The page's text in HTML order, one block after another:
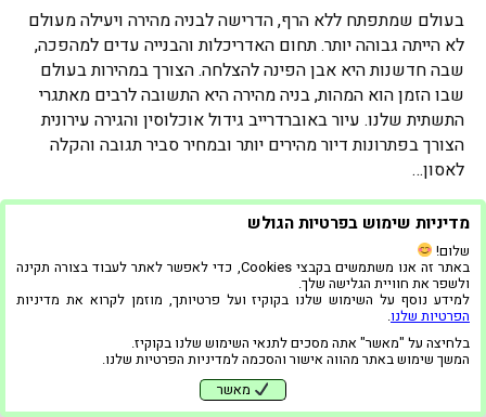
בעולם שמתפתח ללא הרף, הדרישה לבניה מהירה ויעילה מעולם
לא הייתה גבוהה יותר. תחום האדריכלות והבנייה עדים למהפכה,
שבה חדשנות היא אבן הפינה להצלחה. הצורך במהירות בעולם
שבו הזמן הוא המהות, בניה מהירה היא התשובה לרבים מאתגרי
התשתית שלנו. עיור באוברדרייב גידול אוכלוסין והגירה עירונית
הצורך בפתרונות דיור מהירים יותר ובמחיר סביר תגובה והקלה
לאסון…
קרא עוד
מדיניות שימוש בפרטיות הגולש
שלום!
באתר זה אנו משתמשים בקבצי Cookies, כדי לאפשר לאתר לעבוד בצורה תקינה
ולשפר את חוויית הגלישה שלך.
למידע נוסף על השימוש שלנו בקוקיז ועל פרטיותך, מוזמן לקרוא את מדיניות
הפרטיות שלנו.
בלחיצה על "מאשר" אתה מסכים לתנאי השימוש שלנו בקוקיז.
המשך שימוש באתר מהווה אישור והסכמה למדיניות הפרטיות שלנו.
מאשר